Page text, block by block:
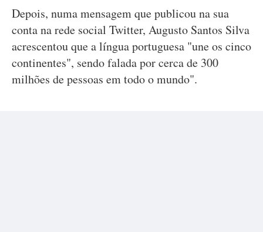
Depois, numa mensagem que publicou na sua
conta na rede social Twitter, Augusto Santos Silva
acrescentou que a língua portuguesa "une os cinco
continentes", sendo falada por cerca de 300
milhões de pessoas em todo o mundo".